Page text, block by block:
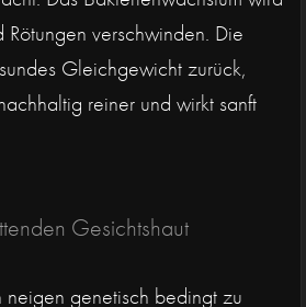
Rötungen verschwinden. Die
Gleichgewicht zurück,
reiner und wirkt sanft
Gesichtshaut
genetisch bedingt zu